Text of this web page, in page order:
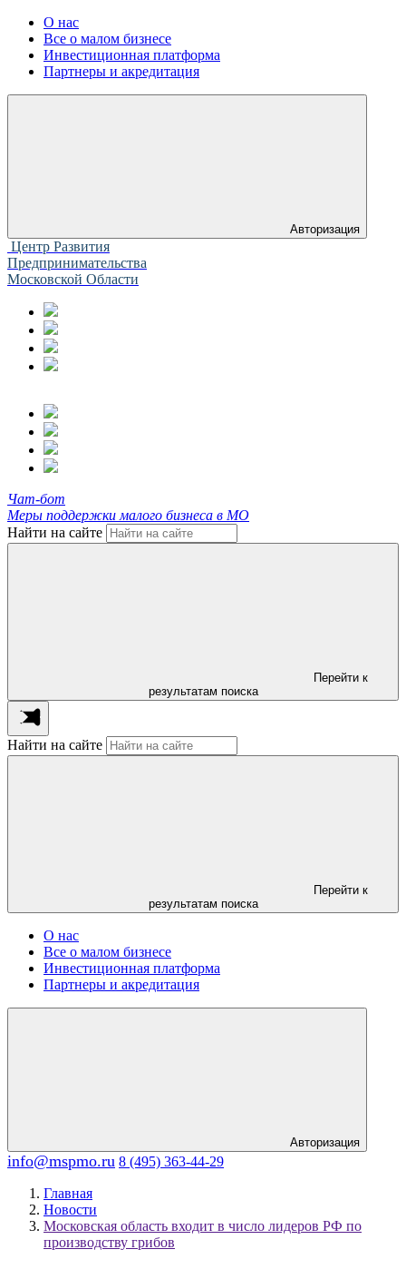
О нас
Все о малом бизнесе
Инвестиционная платформа
Партнеры и акредитация
Авторизация
Центр Развития
Предпринимательства
Московской Области
Чат-бот
Меры поддержки малого бизнеса в МО
Найти на сайте
Перейти к
результатам поиска
Найти на сайте
Перейти к
результатам поиска
О нас
Все о малом бизнесе
Инвестиционная платформа
Партнеры и акредитация
Авторизация
info@mspmo.ru 8 (495) 363-44-29
Главная
Новости
Московская область входит в число лидеров РФ по
производству грибов